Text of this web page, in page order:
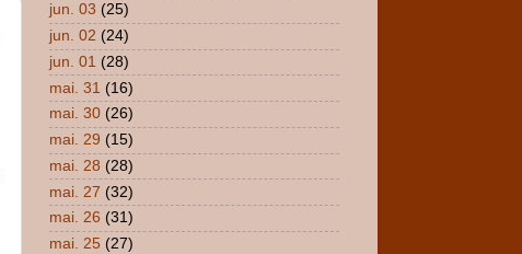
jun. 03 (25)
jun. 02 (24)
jun. 01 (28)
mai. 31 (16)
mai. 30 (26)
mai. 29 (15)
mai. 28 (28)
mai. 27 (32)
mai. 26 (31)
mai. 25 (27)